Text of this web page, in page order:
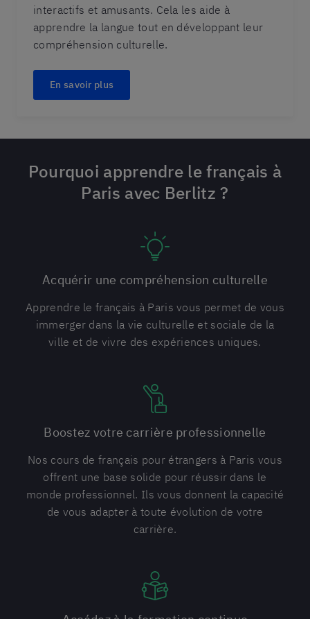
interactifs et amusants. Cela les aide à
apprendre la langue tout en développant leur
compréhension culturelle.
En savoir plus
Pourquoi apprendre le français à
Paris avec Berlitz ?
Acquérir une compréhension culturelle
Apprendre le français à Paris vous permet de vous
immerger dans la vie culturelle et sociale de la
ville et de vivre des expériences uniques.
Boostez votre carrière professionnelle
Nos cours de français pour étrangers à Paris vous
offrent une base solide pour réussir dans le
monde professionnel. Ils vous donnent la capacité
de vous adapter à toute évolution de votre
carrière.